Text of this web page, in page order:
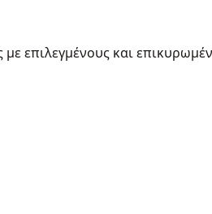
επιλεγμένους και